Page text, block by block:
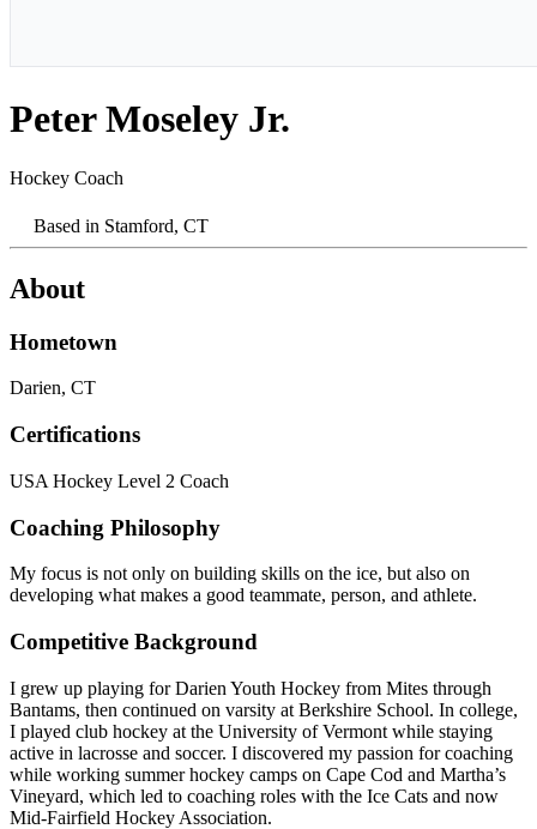
Peter Moseley Jr.​​​​‌ ‍ ​‍​‍‌‍ ‌ ​‍‌‍‍‌‌‍‌ ‌‍‍‌‌‍ ‍​‍​‍​ ‍‍​‍​‍‌ ​ ‌‍​‌‌‍ ‍‌‍‍‌‌ ‌​‌ ‍‌​‍ ‍‌‍‍‌‌‍ ​‍​‍​‍ ​​‍​‍‌‍‍​‌ ​‍‌‍‌‌‌‍‌‍​‍​‍​ ‍‍​‍​‍‌‍‍​‌ ‌​‌ ‌​‌ ​​‌ ​ ​ ‍‍​‍ ​‍ ‌‍​ ‌‍‍​‌‍‌‌‌‍ ​‌ ​ ‌‍‌‌‌‍​‌‌ ​​‌‍‍‌‌‍‌‌‌ ​‍‌ ​ ​‍ ‍‌ ​ ‌‍​‌‌‍ ‍‌‍‍‌‌ ‌​‌ ‍‌​‍ ‍‌ ​ ‌ ‌​‌ ‌‌‌‍‌​‌‍‍‌‌‍ ​‍ ‌‍‍‌‌‍ ‍‌ ‌​‌‍‌‌‌‍ ‍‌ ‌​​‍ ‌‍‌‌‌‍‌​‌‍‍‌‌ ‌​​‍ ‌‍ ‌‌‍ ‌‍‌​‌‍‌‌​ ‌‌ ​​‌ ​‍‌‍‌‌‌ ​ ‌‍‌‌‌‍ ‍‌ ‌​‌‍​‌‌ ‌​‌‍‍‌‌‍ ‌‍ ‍​ ‍ ‌‍‍‌‌‍‌​​ ‌‌‍‌‌‌‍​‌​ ‍‌‌‍‌‍​ ‌‍‌‍​‌‌‍‌‍​ ‌ ​‍ ‌‌‍​‌​ ‌ ​ ‍​​ ‌​​‍ ‌​ ‌​​ ​‌​ ‌‌​ ​ ​‍ ‌‌‍​‍​ ‍​‌‍‌​​ ​‌​‍ ‌​ ‌‌‌‍‌​‌‍​ ​ ‌ ​ ‌‍​ ‌‌​ ​ ​ ‍​‌‍‌​​ ‌​​ ​ ​ ‌​​ ‍ ‌ ‌​‌ ‍‌‌ ​​‌‍‌‌​ ‌‌‍​ ‌‍ ‌‍​‌‌‍​ ‌‍‍​​ ‍ ‌ ​​‌‍​‌‌ ‌​‌‍‍​​ ‌‌‍ ‍‌‍​‌‌‍ ‌‌‍‌‌​ ‌‍​‍‌‍​‌‌ ​ ‌‍‌‌‌‌‌‌‌ ​‍‌‍ ​​ ‌‌‍‍​‌ ‌​‌ ‌​‌ ​​‌ ​ ​‍‌‌​ ​ ‌​​‌​‍‌‌​ ​‍‌​‌‍​‍‌‌​ ​‍‌​‌‍‌‍​ ‌‍‍​‌‍‌‌‌‍ ​‌ ​ ‌‍‌‌‌‍​‌‌ ​​‌‍‍‌‌‍‌‌‌ ​‍‌ ​ ​‍ ‍‌ ​ ‌‍​‌‌‍ ‍‌‍‍‌‌ ‌​‌ ‍‌​‍ ‍‌ ​ ‌ ‌​‌ ‌‌‌‍‌​‌‍‍‌‌‍ ​‍‌‍‌‍‍‌‌‍‌​​ ‌‌‍‌‌‌‍​‌​ ‍‌‌‍‌‍​ ‌‍‌‍​‌‌‍‌‍​ ‌ ​‍ ‌‌‍​‌​ ‌ ​ ‍​​ ‌​​‍ ‌​ ‌​​ ​‌​ ‌‌​ ​ ​‍ ‌‌‍​‍​ ‍​‌‍‌​​ ​‌​‍ ‌​ ‌‌‌‍‌​‌‍​ ​ ‌ ​ ‌‍​ ‌‌​ ​ ​ ‍​‌‍‌​​ ‌​​ ​ ​ ‌​​‍‌‍‌ ‌​‌ ‍‌‌ ​​‌‍‌‌​ ‌‌‍​ ‌‍ ‌‍​‌‌‍​ ‌‍‍​​‍‌‍‌ ​​‌‍​‌‌ ‌​‌‍‍​​ ‌‌‍ ‍‌‍​‌‌‍ ‌‌‍‌‌​‍‌‍‌ ​​‌‍‌‌‌ ​‍‌ ​ ‌ ​​‌‍‌‌‌‍​ ‌ ‌​‌‍‍‌‌ ‌‍‌‍‌‌​ ‌‌ ​​‌ ‌‌‌‍​‍‌‍ ​‌‍‍‌‌ ​ ‌‍‍​‌‍‌‌‌‍‌​​‍​‍‌ ‌
Hockey Coach​​​​‌ ‍ ​‍​‍‌‍ ‌ ​‍‌‍‍‌‌‍‌ ‌‍‍‌‌‍ ‍​‍​‍​ ‍‍​‍​‍‌ ​ ‌‍​‌‌‍ ‍‌‍‍‌‌ ‌​‌ ‍‌​‍ ‍‌‍‍‌‌‍ ​‍​‍​‍ ​​‍​‍‌‍‍​‌ ​‍‌‍‌‌‌‍‌‍​‍​‍​ ‍‍​‍​‍‌‍‍​‌ ‌​‌ ‌​‌ ​​‌ ​ ​ ‍‍​‍ ​‍ ‌‍​ ‌‍‍​‌‍‌‌‌‍ ​‌ ​ ‌‍‌‌‌‍​‌‌ ​​‌‍‍‌‌‍‌‌‌ ​‍‌ ​ ​‍ ‍‌ ​ ‌‍​‌‌‍ ‍‌‍‍‌‌ ‌​‌ ‍‌​‍ ‍‌ ​ ‌ ‌​‌ ‌‌‌‍‌​‌‍‍‌‌‍ ​‍ ‌‍‍‌‌‍ ‍‌ ‌​‌‍‌‌‌‍ ‍‌ ‌​​‍ ‌‍‌‌‌‍‌​‌‍‍‌‌ ‌​​‍ ‌‍ ‌‌‍ ‌‍‌​‌‍‌‌​ ‌‌ ​​‌ ​‍‌‍‌‌‌ ​ ‌‍‌‌‌‍ ‍‌ ‌​‌‍​‌‌ ‌​‌‍‍‌‌‍ ‌‍ ‍​ ‍ ‌‍‍‌‌‍‌​​ ‌‌‍‌‌‌‍​‌​ ‍‌‌‍‌‍​ ‌‍‌‍​‌‌‍‌‍​ ‌ ​‍ ‌‌‍​‌​ ‌ ​ ‍​​ ‌​​‍ ‌​ ‌​​ ​‌​ ‌‌​ ​ ​‍ ‌‌‍​‍​ ‍​‌‍‌​​ ​‌​‍ ‌​ ‌‌‌‍‌​‌‍​ ​ ‌ ​ ‌‍​ ‌‌​ ​ ​ ‍​‌‍‌​​ ‌​​ ​ ​ ‌​​ ‍ ‌ ‌​‌ ‍‌‌ ​​‌‍‌‌​ ‌‌‍​ ‌‍ ‌‍​‌‌‍​ ‌‍‍​​ ‍ ‌ ​​‌‍​‌‌ ‌​‌‍‍​​ ‌‌ ‌​‌‍‍‌‌ ‌​‌‍ ​‌‍‌‌​ ‌‍​‍‌‍​‌‌ ​ ‌‍‌‌‌‌‌‌‌ ​‍‌‍ ​​ ‌‌‍‍​‌ ‌​‌ ‌​‌ ​​‌ ​ ​‍‌‌​ ​ ‌​​‌​‍‌‌​ ​‍‌​‌‍​‍‌‌​ ​‍‌​‌‍‌‍​ ‌‍‍​‌‍‌‌‌‍ ​‌ ​ ‌‍‌‌‌‍​‌‌ ​​‌‍‍‌‌‍‌‌‌ ​‍‌ ​ ​‍ ‍‌ ​ ‌‍​‌‌‍ ‍‌‍‍‌‌ ‌​‌ ‍‌​‍ ‍‌ ​ ‌ ‌​‌ ‌‌‌‍‌​‌‍‍‌‌‍ ​‍‌‍‌‍‍‌‌‍‌​​ ‌‌‍‌‌‌‍​‌​ ‍‌‌‍‌‍​ ‌‍‌‍​‌‌‍‌‍​ ‌ ​‍ ‌‌‍​‌​ ‌ ​ ‍​​ ‌​​‍ ‌​ ‌​​ ​‌​ ‌‌​ ​ ​‍ ‌‌‍​‍​ ‍​‌‍‌​​ ​‌​‍ ‌​ ‌‌‌‍‌​‌‍​ ​ ‌ ​ ‌‍​ ‌‌​ ​ ​ ‍​‌‍‌​​ ‌​​ ​ ​ ‌​​‍‌‍‌ ‌​‌ ‍‌‌ ​​‌‍‌‌​ ‌‌‍​ ‌‍ ‌‍​‌‌‍​ ‌‍‍​​‍‌‍‌ ​​‌‍​‌‌ ‌​‌‍‍​​ ‌‌ ‌​‌‍‍‌‌ ‌​‌‍ ​‌‍‌‌​‍‌‍‌ ​​‌‍‌‌‌ ​‍‌ ​ ‌ ​​‌‍‌‌‌‍​ ‌ ‌​‌‍‍‌‌ ‌‍‌‍‌‌​ ‌‌ ​​‌ ‌‌‌‍​‍‌‍ ​‌‍‍‌‌ ​ ‌‍‍​‌‍‌‌‌‍‌​​‍​‍‌ ‌
Based in Stamford, CT​​​​‌ ‍ ​‍​‍‌‍ ‌ ​‍‌‍‍‌‌‍‌ ‌‍‍‌‌‍ ‍​‍​‍​ ‍‍​‍​‍‌ ​ ‌‍​‌‌‍ ‍‌‍‍‌‌ ‌​‌ ‍‌​‍ ‍‌‍‍‌‌‍ ​‍​‍​‍ ​​‍​‍‌‍‍​‌ ​‍‌‍‌‌‌‍‌‍​‍​‍​ ‍‍​‍​‍‌‍‍​‌ ‌​‌ ‌​‌ ​​‌ ​ ​ ‍‍​‍ ​‍ ‌‍​ ‌‍‍​‌‍‌‌‌‍ ​‌ ​ ‌‍‌‌‌‍​‌‌ ​​‌‍‍‌‌‍‌‌‌ ​‍‌ ​ ​‍ ‍‌ ​ ‌‍​‌‌‍ ‍‌‍‍‌‌ ‌​‌ ‍‌​‍ ‍‌ ​ ‌ ‌​‌ ‌‌‌‍‌​‌‍‍‌‌‍ ​‍ ‌‍‍‌‌‍ ‍‌ ‌​‌‍‌‌‌‍ ‍‌ ‌​​‍ ‌‍‌‌‌‍‌​‌‍‍‌‌ ‌​​‍ ‌‍ ‌‌‍ ‌‍‌​‌‍‌‌​ ‌‌ ​​‌ ​‍‌‍‌‌‌ ​ ‌‍‌‌‌‍ ‍‌ ‌​‌‍​‌‌ ‌​‌‍‍‌‌‍ ‌‍ ‍​ ‍ ‌‍‍‌‌‍‌​​ ‌‌‍‌‌‌‍​‌​ ‍‌‌‍‌‍​ ‌‍‌‍​‌‌‍‌‍​ ‌ ​‍ ‌‌‍​‌​ ‌ ​ ‍​​ ‌​​‍ ‌​ ‌​​ ​‌​ ‌‌​ ​ ​‍ ‌‌‍​‍​ ‍​‌‍‌​​ ​‌​‍ ‌​ ‌‌‌‍‌​‌‍​ ​ ‌ ​ ‌‍​ ‌‌​ ​ ​ ‍​‌‍‌​​ ‌​​ ​ ​ ‌​​ ‍ ‌ ‌​‌ ‍‌‌ ​​‌‍‌‌​ ‌‌‍​ ‌‍ ‌‍​‌‌‍​ ‌‍‍​​ ‍ ‌ ​​‌‍​‌‌ ‌​‌‍‍​​ ‌‌‍ ​‌‍ ‌‍​ ‌‍​‌‌ ‌​‌‍‍‌‌‍ ‌‍ ‍​ ‌‍​‍‌‍​‌‌ ​ ‌‍‌‌‌‌‌‌‌ ​‍‌‍ ​​ ‌‌‍‍​‌ ‌​‌ ‌​‌ ​​‌ ​ ​‍‌‌​ ​ ‌​​‌​‍‌‌​ ​‍‌​‌‍​‍‌‌​ ​‍‌​‌‍‌‍​ ‌‍‍​‌‍‌‌‌‍ ​‌ ​ ‌‍‌‌‌‍​‌‌ ​​‌‍‍‌‌‍‌‌‌ ​‍‌ ​ ​‍ ‍‌ ​ ‌‍​‌‌‍ ‍‌‍‍‌‌ ‌​‌ ‍‌​‍ ‍‌ ​ ‌ ‌​‌ ‌‌‌‍‌​‌‍‍‌‌‍ ​‍‌‍‌‍‍‌‌‍‌​​ ‌‌‍‌‌‌‍​‌​ ‍‌‌‍‌‍​ ‌‍‌‍​‌‌‍‌‍​ ‌ ​‍ ‌‌‍​‌​ ‌ ​ ‍​​ ‌​​‍ ‌​ ‌​​ ​‌​ ‌‌​ ​ ​‍ ‌‌‍​‍​ ‍​‌‍‌​​ ​‌​‍ ‌​ ‌‌‌‍‌​‌‍​ ​ ‌ ​ ‌‍​ ‌‌​ ​ ​ ‍​‌‍‌​​ ‌​​ ​ ​ ‌​​‍‌‍‌ ‌​‌ ‍‌‌ ​​‌‍‌‌​ ‌‌‍​ ‌‍ ‌‍​‌‌‍​ ‌‍‍​​‍‌‍‌ ​​‌‍​‌‌ ‌​‌‍‍​​ ‌‌‍ ​‌‍ ‌‍​ ‌‍​‌‌ ‌​‌‍‍‌‌‍ ‌‍ ‍​‍‌‍‌ ​​‌‍‌‌‌ ​‍‌ ​ ‌ ​​‌‍‌‌‌‍​ ‌ ‌​‌‍‍‌‌ ‌‍‌‍‌‌​ ‌‌ ​​‌ ‌‌‌‍​‍‌‍ ​‌‍‍‌‌ ​ ‌‍‍​‌‍‌‌‌‍‌​​‍​‍‌ ‌
About
Hometown​​​​‌ ‍ ​‍​‍‌‍ ‌ ​‍‌‍‍‌‌‍‌ ‌‍‍‌‌‍ ‍​‍​‍​ ‍‍​‍​‍‌ ​ ‌‍​‌‌‍ ‍‌‍‍‌‌ ‌​‌ ‍‌​‍ ‍‌‍‍‌‌‍ ​‍​‍​‍ ​​‍​‍‌‍‍​‌ ​‍‌‍‌‌‌‍‌‍​‍​‍​ ‍‍​‍​‍‌‍‍​‌ ‌​‌ ‌​‌ ​​‌ ​ ​ ‍‍​‍ ​‍ ‌‍​ ‌‍‍​‌‍‌‌‌‍ ​‌ ​ ‌‍‌‌‌‍​‌‌ ​​‌‍‍‌‌‍‌‌‌ ​‍‌ ​ ​‍ ‍‌ ​ ‌‍​‌‌‍ ‍‌‍‍‌‌ ‌​‌ ‍‌​‍ ‍‌ ​ ‌ ‌​‌ ‌‌‌‍‌​‌‍‍‌‌‍ ​‍ ‌‍‍‌‌‍ ‍‌ ‌​‌‍‌‌‌‍ ‍‌ ‌​​‍ ‌‍‌‌‌‍‌​‌‍‍‌‌ ‌​​‍ ‌‍ ‌‌‍ ‌‍‌​‌‍‌‌​ ‌‌ ​​‌ ​‍‌‍‌‌‌ ​ ‌‍‌‌‌‍ ‍‌ ‌​‌‍​‌‌ ‌​‌‍‍‌‌‍ ‌‍ ‍​ ‍ ‌‍‍‌‌‍‌​​ ‌‌‍‌‌‌‍​‌​ ‍‌‌‍‌‍​ ‌‍‌‍​‌‌‍‌‍​ ‌ ​‍ ‌‌‍​‌​ ‌ ​ ‍​​ ‌​​‍ ‌​ ‌​​ ​‌​ ‌‌​ ​ ​‍ ‌‌‍​‍​ ‍​‌‍‌​​ ​‌​‍ ‌​ ‌‌‌‍‌​‌‍​ ​ ‌ ​ ‌‍​ ‌‌​ ​ ​ ‍​‌‍‌​​ ‌​​ ​ ​ ‌​​ ‍ ‌ ‌​‌ ‍‌‌ ​​‌‍‌‌​ ‌‌‍​ ‌‍ ‌‍​‌‌‍​ ‌‍‍​​ ‍ ‌ ​​‌‍​‌‌ ‌​‌‍‍​​ ‌‌ ​‍‌‍‍‌‌‍​ ‌‍‍​‌‌‌​‌‍‌‌‌ ‍​‌ ‌​​‍‌‌​ ‌‌‌​​‍‌‌ ‌‍‍ ‌‍‌‌‌ ‍‌​‍‌‌​ ​ ‌​‌​​‍‌‌​ ​ ‌​‌​​‍‌‌​ ​‍​ ​‍‌ ​ ‌​ ​‌‌​ ‌‍ ​​ ‍​​ ​​‌‌​‌​ ‌‍​‍‌‌​ ​‍​ ​‍​‍‌‌​ ‌‌‌​‌​​‍ ‍‌‍​ ‌‍‍​‌‍‍‌‌‍ ​‌‍‌​‌ ​‍‌‍‌‌‌‍ ‍​‍‌‌​ ‌‌‌​​‍‌‌ ‌‍‍ ‌‍‌‌‌ ‍‌​‍‌‌​ ​ ‌​‌​​‍‌‌​ ​ ‌​‌​​‍‌‌​ ​‍​ ​‍‌‍‌ ‌‍‌‌‌‌‍‍‌‌‌‍‌‍​‌‌ ‌ ‌ ‍‌‌ ‍‍​‍‌‌​ ​‍​ ​‍​‍‌‌​ ‌‌‌​‌​​‍ ‍‌ ‌​‌‍‌‌‌ ‍​‌ ‌​​ ‌‍​‍‌‍​‌‌ ​ ‌‍‌‌‌‌‌‌‌ ​‍‌‍ ​​ ‌‌‍‍​‌ ‌​‌ ‌​‌ ​​‌ ​ ​‍‌‌​ ​ ‌​​‌​‍‌‌​ ​‍‌​‌‍​‍‌‌​ ​‍‌​‌‍‌‍​ ‌‍‍​‌‍‌‌‌‍ ​‌ ​ ‌‍‌‌‌‍​‌‌ ​​‌‍‍‌‌‍‌‌‌ ​‍‌ ​ ​‍ ‍‌ ​ ‌‍​‌‌‍ ‍‌‍‍‌‌ ‌​‌ ‍‌​‍ ‍‌ ​ ‌ ‌​‌ ‌‌‌‍‌​‌‍‍‌‌‍ ​‍‌‍‌‍‍‌‌‍‌​​ ‌‌‍‌‌‌‍​‌​ ‍‌‌‍‌‍​ ‌‍‌‍​‌‌‍‌‍​ ‌ ​‍ ‌‌‍​‌​ ‌ ​ ‍​​ ‌​​‍ ‌​ ‌​​ ​‌​ ‌‌​ ​ ​‍ ‌‌‍​‍​ ‍​‌‍‌​​ ​‌​‍ ‌​ ‌‌‌‍‌​‌‍​ ​ ‌ ​ ‌‍​ ‌‌​ ​ ​ ‍​‌‍‌​​ ‌​​ ​ ​ ‌​​‍‌‍‌ ‌​‌ ‍‌‌ ​​‌‍‌‌​ ‌‌‍​ ‌‍ ‌‍​‌‌‍​ ‌‍‍​​‍‌‍‌ ​​‌‍​‌‌ ‌​‌‍‍​​ ‌‌ ​‍‌‍‍‌‌‍​ ‌‍‍​‌‌‌​‌‍‌‌‌ ‍​‌ ‌​​‍‌‌​ ‌‌‌​​‍‌‌ ‌‍‍ ‌‍‌‌‌ ‍‌​‍‌‌​ ​ ‌​‌​​‍‌‌​ ​ ‌​‌​​‍‌‌​ ​‍​ ​‍‌ ​ ‌​ ​‌‌​ ‌‍ ​​ ‍​​ ​​‌‌​‌​ ‌‍​‍‌‌​ ​‍​ ​‍​‍‌‌​ ‌‌‌​‌​​‍ ‍‌‍​ ‌‍‍​‌‍‍‌‌‍ ​‌‍‌​‌ ​‍‌‍‌‌‌‍ ‍​‍‌‌​ ‌‌‌​​‍‌‌ ‌‍‍ ‌‍‌‌‌ ‍‌​‍‌‌​ ​ ‌​‌​​‍‌‌​ ​ ‌​‌​​‍‌‌​ ​‍​ ​‍‌‍‌ ‌‍‌‌‌‌‍‍‌‌‌‍‌‍​‌‌ ‌ ‌ ‍‌‌ ‍‍​‍‌‌​ ​‍​ ​‍​‍‌‌​ ‌‌‌​‌​​‍ ‍‌ ‌​‌‍‌‌‌ ‍​‌ ‌​​‍‌‍‌ ​​‌‍‌‌‌ ​‍‌ ​ ‌ ​​‌‍‌‌‌‍​ ‌ ‌​‌‍‍‌‌ ‌‍‌‍‌‌​ ‌‌ ​​‌ ‌‌‌‍​‍‌‍ ​‌‍‍‌‌ ​ ‌‍‍​‌‍‌‌‌‍‌​​‍​‍‌ ‌
Darien, CT​​​​‌ ‍ ​‍​‍‌‍ ‌ ​‍‌‍‍‌‌‍‌ ‌‍‍‌‌‍ ‍​‍​‍​ ‍‍​‍​‍‌ ​ ‌‍​‌‌‍ ‍‌‍‍‌‌ ‌​‌ ‍‌​‍ ‍‌‍‍‌‌‍ ​‍​‍​‍ ​​‍​‍‌‍‍​‌ ​‍‌‍‌‌‌‍‌‍​‍​‍​ ‍‍​‍​‍‌‍‍​‌ ‌​‌ ‌​‌ ​​‌ ​ ​ ‍‍​‍ ​‍ ‌‍​ ‌‍‍​‌‍‌‌‌‍ ​‌ ​ ‌‍‌‌‌‍​‌‌ ​​‌‍‍‌‌‍‌‌‌ ​‍‌ ​ ​‍ ‍‌ ​ ‌‍​‌‌‍ ‍‌‍‍‌‌ ‌​‌ ‍‌​‍ ‍‌ ​ ‌ ‌​‌ ‌‌‌‍‌​‌‍‍‌‌‍ ​‍ ‌‍‍‌‌‍ ‍‌ ‌​‌‍‌‌‌‍ ‍‌ ‌​​‍ ‌‍‌‌‌‍‌​‌‍‍‌‌ ‌​​‍ ‌‍ ‌‌‍ ‌‍‌​‌‍‌‌​ ‌‌ ​​‌ ​‍‌‍‌‌‌ ​ ‌‍‌‌‌‍ ‍‌ ‌​‌‍​‌‌ ‌​‌‍‍‌‌‍ ‌‍ ‍​ ‍ ‌‍‍‌‌‍‌​​ ‌‌‍‌‌‌‍​‌​ ‍‌‌‍‌‍​ ‌‍‌‍​‌‌‍‌‍​ ‌ ​‍ ‌‌‍​‌​ ‌ ​ ‍​​ ‌​​‍ ‌​ ‌​​ ​‌​ ‌‌​ ​ ​‍ ‌‌‍​‍​ ‍​‌‍‌​​ ​‌​‍ ‌​ ‌‌‌‍‌​‌‍​ ​ ‌ ​ ‌‍​ ‌‌​ ​ ​ ‍​‌‍‌​​ ‌​​ ​ ​ ‌​​ ‍ ‌ ‌​‌ ‍‌‌ ​​‌‍‌‌​ ‌‌‍​ ‌‍ ‌‍​‌‌‍​ ‌‍‍​​ ‍ ‌ ​​‌‍​‌‌ ‌​‌‍‍​​ ‌‌ ​‍‌‍‍‌‌‍​ ‌‍‍​‌‌‌​‌‍‌‌‌ ‍​‌ ‌​​‍‌‌​ ‌‌‌​​‍‌‌ ‌‍‍ ‌‍‌‌‌ ‍‌​‍‌‌​ ​ ‌​‌​​‍‌‌​ ​ ‌​‌​​‍‌‌​ ​‍​ ​‍​ ​​​ ‌​‌‍‌‌​ ‍‌​ ‍​​ ‍‌‌‍​ ​ ​‍​ ‍‌‌‍​‍​ ‍‌​ ​ ​‍‌‌​ ​‍​ ​‍​‍‌‌​ ‌‌‌​‌​​‍ ‍‌‍​ ‌‍‍​‌‍‍‌‌‍ ​‌‍‌​‌ ​‍‌‍‌‌‌‍ ‍​‍‌‌​ ‌‌‌​​‍‌‌ ‌‍‍ ‌‍‌‌‌ ‍‌​‍‌‌​ ​ ‌​‌​​‍‌‌​ ​ ‌​‌​​‍‌‌​ ​‍​ ​‍​ ‌​​ ‍​​ ​‍​ ‍​​ ‌ ​ ‌ ​ ‍‌​ ​‌​ ‍‌​ ‌ ​ ​ ​ ​​​‍‌‌​ ​‍​ ​‍​‍‌‌​ ‌‌‌​‌​​‍ ‍‌ ‌​‌‍‌‌‌ ‍​‌ ‌​​ ‌‍​‍‌‍​‌‌ ​ ‌‍‌‌‌‌‌‌‌ ​‍‌‍ ​​ ‌‌‍‍​‌ ‌​‌ ‌​‌ ​​‌ ​ ​‍‌‌​ ​ ‌​​‌​‍‌‌​ ​‍‌​‌‍​‍‌‌​ ​‍‌​‌‍‌‍​ ‌‍‍​‌‍‌‌‌‍ ​‌ ​ ‌‍‌‌‌‍​‌‌ ​​‌‍‍‌‌‍‌‌‌ ​‍‌ ​ ​‍ ‍‌ ​ ‌‍​‌‌‍ ‍‌‍‍‌‌ ‌​‌ ‍‌​‍ ‍‌ ​ ‌ ‌​‌ ‌‌‌‍‌​‌‍‍‌‌‍ ​‍‌‍‌‍‍‌‌‍‌​​ ‌‌‍‌‌‌‍​‌​ ‍‌‌‍‌‍​ ‌‍‌‍​‌‌‍‌‍​ ‌ ​‍ ‌‌‍​‌​ ‌ ​ ‍​​ ‌​​‍ ‌​ ‌​​ ​‌​ ‌‌​ ​ ​‍ ‌‌‍​‍​ ‍​‌‍‌​​ ​‌​‍ ‌​ ‌‌‌‍‌​‌‍​ ​ ‌ ​ ‌‍​ ‌‌​ ​ ​ ‍​‌‍‌​​ ‌​​ ​ ​ ‌​​‍‌‍‌ ‌​‌ ‍‌‌ ​​‌‍‌‌​ ‌‌‍​ ‌‍ ‌‍​‌‌‍​ ‌‍‍​​‍‌‍‌ ​​‌‍​‌‌ ‌​‌‍‍​​ ‌‌ ​‍‌‍‍‌‌‍​ ‌‍‍​‌‌‌​‌‍‌‌‌ ‍​‌ ‌​​‍‌‌​ ‌‌‌​​‍‌‌ ‌‍‍ ‌‍‌‌‌ ‍‌​‍‌‌​ ​ ‌​‌​​‍‌‌​ ​ ‌​‌​​‍‌‌​ ​‍​ ​‍​ ​​​ ‌​‌‍‌‌​ ‍‌​ ‍​​ ‍‌‌‍​ ​ ​‍​ ‍‌‌‍​‍​ ‍‌​ ​ ​‍‌‌​ ​‍​ ​‍​‍‌‌​ ‌‌‌​‌​​‍ ‍‌‍​ ‌‍‍​‌‍‍‌‌‍ ​‌‍‌​‌ ​‍‌‍‌‌‌‍ ‍​‍‌‌​ ‌‌‌​​‍‌‌ ‌‍‍ ‌‍‌‌‌ ‍‌​‍‌‌​ ​ ‌​‌​​‍‌‌​ ​ ‌​‌​​‍‌‌​ ​‍​ ​‍​ ‌​​ ‍​​ ​‍​ ‍​​ ‌ ​ ‌ ​ ‍‌​ ​‌​ ‍‌​ ‌ ​ ​ ​ ​​​‍‌‌​ ​‍​ ​‍​‍‌‌​ ‌‌‌​‌​​‍ ‍‌ ‌​‌‍‌‌‌ ‍​‌ ‌​​‍‌‍‌ ​​‌‍‌‌‌ ​‍‌ ​ ‌ ​​‌‍‌‌‌‍​ ‌ ‌​‌‍‍‌‌ ‌‍‌‍‌‌​ ‌‌ ​​‌ ‌‌‌‍​‍‌‍ ​‌‍‍‌‌ ​ ‌‍‍​‌‍‌‌‌‍‌​​‍​‍‌ ‌
Certifications​​​​‌ ‍ ​‍​‍‌‍ ‌ ​‍‌‍‍‌‌‍‌ ‌‍‍‌‌‍ ‍​‍​‍​ ‍‍​‍​‍‌ ​ ‌‍​‌‌‍ ‍‌‍‍‌‌ ‌​‌ ‍‌​‍ ‍‌‍‍‌‌‍ ​‍​‍​‍ ​​‍​‍‌‍‍​‌ ​‍‌‍‌‌‌‍‌‍​‍​‍​ ‍‍​‍​‍‌‍‍​‌ ‌​‌ ‌​‌ ​​‌ ​ ​ ‍‍​‍ ​‍ ‌‍​ ‌‍‍​‌‍‌‌‌‍ ​‌ ​ ‌‍‌‌‌‍​‌‌ ​​‌‍‍‌‌‍‌‌‌ ​‍‌ ​ ​‍ ‍‌ ​ ‌‍​‌‌‍ ‍‌‍‍‌‌ ‌​‌ ‍‌​‍ ‍‌ ​ ‌ ‌​‌ ‌‌‌‍‌​‌‍‍‌‌‍ ​‍ ‌‍‍‌‌‍ ‍‌ ‌​‌‍‌‌‌‍ ‍‌ ‌​​‍ ‌‍‌‌‌‍‌​‌‍‍‌‌ ‌​​‍ ‌‍ ‌‌‍ ‌‍‌​‌‍‌‌​ ‌‌ ​​‌ ​‍‌‍‌‌‌ ​ ‌‍‌‌‌‍ ‍‌ ‌​‌‍​‌‌ ‌​‌‍‍‌‌‍ ‌‍ ‍​ ‍ ‌‍‍‌‌‍‌​​ ‌‌‍‌‌‌‍​‌​ ‍‌‌‍‌‍​ ‌‍‌‍​‌‌‍‌‍​ ‌ ​‍ ‌‌‍​‌​ ‌ ​ ‍​​ ‌​​‍ ‌​ ‌​​ ​‌​ ‌‌​ ​ ​‍ ‌‌‍​‍​ ‍​‌‍‌​​ ​‌​‍ ‌​ ‌‌‌‍‌​‌‍​ ​ ‌ ​ ‌‍​ ‌‌​ ​ ​ ‍​‌‍‌​​ ‌​​ ​ ​ ‌​​ ‍ ‌ ‌​‌ ‍‌‌ ​​‌‍‌‌​ ‌‌‍​ ‌‍ ‌‍​‌‌‍​ ‌‍‍​​ ‍ ‌ ​​‌‍​‌‌ ‌​‌‍‍​​ ‌‌ ​‍‌‍‍‌‌‍​ ‌‍‍​‌‌‌​‌‍‌‌‌ ‍​‌ ‌​​‍‌‌​ ‌‌‌​​‍‌‌ ‌‍‍ ‌‍‌‌‌ ‍‌​‍‌‌​ ​ ‌​‌​​‍‌‌​ ​ ‌​‌​​‍‌‌​ ​‍​ ​‍‌‍​ ‌​​ ‌ ‌‌‌ ​​‌​ ​ ​‍‌ ‌ ‌‌‌​​‍‌‌​ ​‍​ ​‍​‍‌‌​ ‌‌‌​‌​​‍ ‍‌‍​ ‌‍‍​‌‍‍‌‌‍ ​‌‍‌​‌ ​‍‌‍‌‌‌‍ ‍​‍‌‌​ ‌‌‌​​‍‌‌ ‌‍‍ ‌‍‌‌‌ ‍‌​‍‌‌​ ​ ‌​‌​​‍‌‌​ ​ ‌​‌​​‍‌‌​ ​‍​ ​‍‌ ‌‌‌​‌‌‌ ‌ ‌ ​​‌‍​‍‌‍‍ ‌‍ ​ ​​​‍‌‌​ ​‍​ ​‍​‍‌‌​ ‌‌‌​‌​​‍ ‍‌ ‌​‌‍‌‌‌ ‍​‌ ‌​​ ‌‍​‍‌‍​‌‌ ​ ‌‍‌‌‌‌‌‌‌ ​‍‌‍ ​​ ‌‌‍‍​‌ ‌​‌ ‌​‌ ​​‌ ​ ​‍‌‌​ ​ ‌​​‌​‍‌‌​ ​‍‌​‌‍​‍‌‌​ ​‍‌​‌‍‌‍​ ‌‍‍​‌‍‌‌‌‍ ​‌ ​ ‌‍‌‌‌‍​‌‌ ​​‌‍‍‌‌‍‌‌‌ ​‍‌ ​ ​‍ ‍‌ ​ ‌‍​‌‌‍ ‍‌‍‍‌‌ ‌​‌ ‍‌​‍ ‍‌ ​ ‌ ‌​‌ ‌‌‌‍‌​‌‍‍‌‌‍ ​‍‌‍‌‍‍‌‌‍‌​​ ‌‌‍‌‌‌‍​‌​ ‍‌‌‍‌‍​ ‌‍‌‍​‌‌‍‌‍​ ‌ ​‍ ‌‌‍​‌​ ‌ ​ ‍​​ ‌​​‍ ‌​ ‌​​ ​‌​ ‌‌​ ​ ​‍ ‌‌‍​‍​ ‍​‌‍‌​​ ​‌​‍ ‌​ ‌‌‌‍‌​‌‍​ ​ ‌ ​ ‌‍​ ‌‌​ ​ ​ ‍​‌‍‌​​ ‌​​ ​ ​ ‌​​‍‌‍‌ ‌​‌ ‍‌‌ ​​‌‍‌‌​ ‌‌‍​ ‌‍ ‌‍​‌‌‍​ ‌‍‍​​‍‌‍‌ ​​‌‍​‌‌ ‌​‌‍‍​​ ‌‌ ​‍‌‍‍‌‌‍​ ‌‍‍​‌‌‌​‌‍‌‌‌ ‍​‌ ‌​​‍‌‌​ ‌‌‌​​‍‌‌ ‌‍‍ ‌‍‌‌‌ ‍‌​‍‌‌​ ​ ‌​‌​​‍‌‌​ ​ ‌​‌​​‍‌‌​ ​‍​ ​‍‌‍​ ‌​​ ‌ ‌‌‌ ​​‌​ ​ ​‍‌ ‌ ‌‌‌​​‍‌‌​ ​‍​ ​‍​‍‌‌​ ‌‌‌​‌​​‍ ‍‌‍​ ‌‍‍​‌‍‍‌‌‍ ​‌‍‌​‌ ​‍‌‍‌‌‌‍ ‍​‍‌‌​ ‌‌‌​​‍‌‌ ‌‍‍ ‌‍‌‌‌ ‍‌​‍‌‌​ ​ ‌​‌​​‍‌‌​ ​ ‌​‌​​‍‌‌​ ​‍​ ​‍‌ ‌‌‌​‌‌‌ ‌ ‌ ​​‌‍​‍‌‍‍ ‌‍ ​ ​​​‍‌‌​ ​‍​ ​‍​‍‌‌​ ‌‌‌​‌​​‍ ‍‌ ‌​‌‍‌‌‌ ‍​‌ ‌​​‍‌‍‌ ​​‌‍‌‌‌ ​‍‌ ​ ‌ ​​‌‍‌‌‌‍​ ‌ ‌​‌‍‍‌‌ ‌‍‌‍‌‌​ ‌‌ ​​‌ ‌‌‌‍​‍‌‍ ​‌‍‍‌‌ ​ ‌‍‍​‌‍‌‌‌‍‌​​‍​‍‌ ‌
USA Hockey Level 2 Coach​​​​‌ ‍ ​‍​‍‌‍ ‌ ​‍‌‍‍‌‌‍‌ ‌‍‍‌‌‍ ‍​‍​‍​ ‍‍​‍​‍‌ ​ ‌‍​‌‌‍ ‍‌‍‍‌‌ ‌​‌ ‍‌​‍ ‍‌‍‍‌‌‍ ​‍​‍​‍ ​​‍​‍‌‍‍​‌ ​‍‌‍‌‌‌‍‌‍​‍​‍​ ‍‍​‍​‍‌‍‍​‌ ‌​‌ ‌​‌ ​​‌ ​ ​ ‍‍​‍ ​‍ ‌‍​ ‌‍‍​‌‍‌‌‌‍ ​‌ ​ ‌‍‌‌‌‍​‌‌ ​​‌‍‍‌‌‍‌‌‌ ​‍‌ ​ ​‍ ‍‌ ​ ‌‍​‌‌‍ ‍‌‍‍‌‌ ‌​‌ ‍‌​‍ ‍‌ ​ ‌ ‌​‌ ‌‌‌‍‌​‌‍‍‌‌‍ ​‍ ‌‍‍‌‌‍ ‍‌ ‌​‌‍‌‌‌‍ ‍‌ ‌​​‍ ‌‍‌‌‌‍‌​‌‍‍‌‌ ‌​​‍ ‌‍ ‌‌‍ ‌‍‌​‌‍‌‌​ ‌‌ ​​‌ ​‍‌‍‌‌‌ ​ ‌‍‌‌‌‍ ‍‌ ‌​‌‍​‌‌ ‌​‌‍‍‌‌‍ ‌‍ ‍​ ‍ ‌‍‍‌‌‍‌​​ ‌‌‍‌‌‌‍​‌​ ‍‌‌‍‌‍​ ‌‍‌‍​‌‌‍‌‍​ ‌ ​‍ ‌‌‍​‌​ ‌ ​ ‍​​ ‌​​‍ ‌​ ‌​​ ​‌​ ‌‌​ ​ ​‍ ‌‌‍​‍​ ‍​‌‍‌​​ ​‌​‍ ‌​ ‌‌‌‍‌​‌‍​ ​ ‌ ​ ‌‍​ ‌‌​ ​ ​ ‍​‌‍‌​​ ‌​​ ​ ​ ‌​​ ‍ ‌ ‌​‌ ‍‌‌ ​​‌‍‌‌​ ‌‌‍​ ‌‍ ‌‍​‌‌‍​ ‌‍‍​​ ‍ ‌ ​​‌‍​‌‌ ‌​‌‍‍​​ ‌‌ ​‍‌‍‍‌‌‍​ ‌‍‍​‌‌‌​‌‍‌‌‌ ‍​‌ ‌​​‍‌‌​ ‌‌‌​​‍‌‌ ‌‍‍ ‌‍‌‌‌ ‍‌​‍‌‌​ ​ ‌​‌​​‍‌‌​ ​ ‌​‌​​‍‌‌​ ​‍​ ​‍‌‍​‍​ ‍​‌‍​‌‌‍‌​​ ‌ ‌‍‌‌​ ‍‌​ ‌ ‌‍​‍‌‍​‍​ ‌ ‌‍‌​​‍‌‌​ ​‍​ ​‍​‍‌‌​ ‌‌‌​‌​​‍ ‍‌‍​ ‌‍‍​‌‍‍‌‌‍ ​‌‍‌​‌ ​‍‌‍‌‌‌‍ ‍​‍‌‌​ ‌‌‌​​‍‌‌ ‌‍‍ ‌‍‌‌‌ ‍‌​‍‌‌​ ​ ‌​‌​​‍‌‌​ ​ ‌​‌​​‍‌‌​ ​‍​ ​‍‌‍​‌‌‍‌​​ ​ ‌‍‌​‌‍​‌‌‍​ ‌‍​ ‌‍​ ‌‍​ ​ ‌​​ ‌‍​ ​​​‍‌‌​ ​‍​ ​‍​‍‌‌​ ‌‌‌​‌​​‍ ‍‌ ‌​‌‍‌‌‌ ‍​‌ ‌​​ ‌‍​‍‌‍​‌‌ ​ ‌‍‌‌‌‌‌‌‌ ​‍‌‍ ​​ ‌‌‍‍​‌ ‌​‌ ‌​‌ ​​‌ ​ ​‍‌‌​ ​ ‌​​‌​‍‌‌​ ​‍‌​‌‍​‍‌‌​ ​‍‌​‌‍‌‍​ ‌‍‍​‌‍‌‌‌‍ ​‌ ​ ‌‍‌‌‌‍​‌‌ ​​‌‍‍‌‌‍‌‌‌ ​‍‌ ​ ​‍ ‍‌ ​ ‌‍​‌‌‍ ‍‌‍‍‌‌ ‌​‌ ‍‌​‍ ‍‌ ​ ‌ ‌​‌ ‌‌‌‍‌​‌‍‍‌‌‍ ​‍‌‍‌‍‍‌‌‍‌​​ ‌‌‍‌‌‌‍​‌​ ‍‌‌‍‌‍​ ‌‍‌‍​‌‌‍‌‍​ ‌ ​‍ ‌‌‍​‌​ ‌ ​ ‍​​ ‌​​‍ ‌​ ‌​​ ​‌​ ‌‌​ ​ ​‍ ‌‌‍​‍​ ‍​‌‍‌​​ ​‌​‍ ‌​ ‌‌‌‍‌​‌‍​ ​ ‌ ​ ‌‍​ ‌‌​ ​ ​ ‍​‌‍‌​​ ‌​​ ​ ​ ‌​​‍‌‍‌ ‌​‌ ‍‌‌ ​​‌‍‌‌​ ‌‌‍​ ‌‍ ‌‍​‌‌‍​ ‌‍‍​​‍‌‍‌ ​​‌‍​‌‌ ‌​‌‍‍​​ ‌‌ ​‍‌‍‍‌‌‍​ ‌‍‍​‌‌‌​‌‍‌‌‌ ‍​‌ ‌​​‍‌‌​ ‌‌‌​​‍‌‌ ‌‍‍ ‌‍‌‌‌ ‍‌​‍‌‌​ ​ ‌​‌​​‍‌‌​ ​ ‌​‌​​‍‌‌​ ​‍​ ​‍‌‍​‍​ ‍​‌‍​‌‌‍‌​​ ‌ ‌‍‌‌​ ‍‌​ ‌ ‌‍​‍‌‍​‍​ ‌ ‌‍‌​​‍‌‌​ ​‍​ ​‍​‍‌‌​ ‌‌‌​‌​​‍ ‍‌‍​ ‌‍‍​‌‍‍‌‌‍ ​‌‍‌​‌ ​‍‌‍‌‌‌‍ ‍​‍‌‌​ ‌‌‌​​‍‌‌ ‌‍‍ ‌‍‌‌‌ ‍‌​‍‌‌​ ​ ‌​‌​​‍‌‌​ ​ ‌​‌​​‍‌‌​ ​‍​ ​‍‌‍​‌‌‍‌​​ ​ ‌‍‌​‌‍​‌‌‍​ ‌‍​ ‌‍​ ‌‍​ ​ ‌​​ ‌‍​ ​​​‍‌‌​ ​‍​ ​‍​‍‌‌​ ‌‌‌​‌​​‍ ‍‌ ‌​‌‍‌‌‌ ‍​‌ ‌​​‍‌‍‌ ​​‌‍‌‌‌ ​‍‌ ​ ‌ ​​‌‍‌‌‌‍​ ‌ ‌​‌‍‍‌‌ ‌‍‌‍‌‌​ ‌‌ ​​‌ ‌‌‌‍​‍‌‍ ​‌‍‍‌‌ ​ ‌‍‍​‌‍‌‌‌‍‌​​‍​‍‌ ‌
Coaching Philosophy​​​​‌ ‍ ​‍​‍‌‍ ‌ ​‍‌‍‍‌‌‍‌ ‌‍‍‌‌‍ ‍​‍​‍​ ‍‍​‍​‍‌ ​ ‌‍​‌‌‍ ‍‌‍‍‌‌ ‌​‌ ‍‌​‍ ‍‌‍‍‌‌‍ ​‍​‍​‍ ​​‍​‍‌‍‍​‌ ​‍‌‍‌‌‌‍‌‍​‍​‍​ ‍‍​‍​‍‌‍‍​‌ ‌​‌ ‌​‌ ​​‌ ​ ​ ‍‍​‍ ​‍ ‌‍​ ‌‍‍​‌‍‌‌‌‍ ​‌ ​ ‌‍‌‌‌‍​‌‌ ​​‌‍‍‌‌‍‌‌‌ ​‍‌ ​ ​‍ ‍‌ ​ ‌‍​‌‌‍ ‍‌‍‍‌‌ ‌​‌ ‍‌​‍ ‍‌ ​ ‌ ‌​‌ ‌‌‌‍‌​‌‍‍‌‌‍ ​‍ ‌‍‍‌‌‍ ‍‌ ‌​‌‍‌‌‌‍ ‍‌ ‌​​‍ ‌‍‌‌‌‍‌​‌‍‍‌‌ ‌​​‍ ‌‍ ‌‌‍ ‌‍‌​‌‍‌‌​ ‌‌ ​​‌ ​‍‌‍‌‌‌ ​ ‌‍‌‌‌‍ ‍‌ ‌​‌‍​‌‌ ‌​‌‍‍‌‌‍ ‌‍ ‍​ ‍ ‌‍‍‌‌‍‌​​ ‌‌‍‌‌‌‍​‌​ ‍‌‌‍‌‍​ ‌‍‌‍​‌‌‍‌‍​ ‌ ​‍ ‌‌‍​‌​ ‌ ​ ‍​​ ‌​​‍ ‌​ ‌​​ ​‌​ ‌‌​ ​ ​‍ ‌‌‍​‍​ ‍​‌‍‌​​ ​‌​‍ ‌​ ‌‌‌‍‌​‌‍​ ​ ‌ ​ ‌‍​ ‌‌​ ​ ​ ‍​‌‍‌​​ ‌​​ ​ ​ ‌​​ ‍ ‌ ‌​‌ ‍‌‌ ​​‌‍‌‌​ ‌‌‍​ ‌‍ ‌‍​‌‌‍​ ‌‍‍​​ ‍ ‌ ​​‌‍​‌‌ ‌​‌‍‍​​ ‌‌ ​‍‌‍‍‌‌‍​ ‌‍‍​‌‌‌​‌‍‌‌‌ ‍​‌ ‌​​‍‌‌​ ‌‌‌​​‍‌‌ ‌‍‍ ‌‍‌‌‌ ‍‌​‍‌‌​ ​ ‌​‌​​‍‌‌​ ​ ‌​‌​​‍‌‌​ ​‍​ ​‍‌‍ ‍‌‍‍​‌‌‍‌‌​‍‌‌​​ ‌​​‍‌‍‌‌‌ ‌‌​‍‌‌​ ​‍​ ​‍​‍‌‌​ ‌‌‌​‌​​‍ ‍‌‍​ ‌‍‍​‌‍‍‌‌‍ ​‌‍‌​‌ ​‍‌‍‌‌‌‍ ‍​‍‌‌​ ‌‌‌​​‍‌‌ ‌‍‍ ‌‍‌‌‌ ‍‌​‍‌‌​ ​ ‌​‌​​‍‌‌​ ​ ‌​‌​​‍‌‌​ ​‍​ ​‍​ ​ ‌ ​‍‌‌​‌​ ‌‌‌​‌​​ ​‍‌‍​‍‌​‍‌​‍‌‌​ ​‍​ ​‍​‍‌‌​ ‌‌‌​‌​​‍ ‍‌ ‌​‌‍‌‌‌ ‍​‌ ‌​​ ‌‍​‍‌‍​‌‌ ​ ‌‍‌‌‌‌‌‌‌ ​‍‌‍ ​​ ‌‌‍‍​‌ ‌​‌ ‌​‌ ​​‌ ​ ​‍‌‌​ ​ ‌​​‌​‍‌‌​ ​‍‌​‌‍​‍‌‌​ ​‍‌​‌‍‌‍​ ‌‍‍​‌‍‌‌‌‍ ​‌ ​ ‌‍‌‌‌‍​‌‌ ​​‌‍‍‌‌‍‌‌‌ ​‍‌ ​ ​‍ ‍‌ ​ ‌‍​‌‌‍ ‍‌‍‍‌‌ ‌​‌ ‍‌​‍ ‍‌ ​ ‌ ‌​‌ ‌‌‌‍‌​‌‍‍‌‌‍ ​‍‌‍‌‍‍‌‌‍‌​​ ‌‌‍‌‌‌‍​‌​ ‍‌‌‍‌‍​ ‌‍‌‍​‌‌‍‌‍​ ‌ ​‍ ‌‌‍​‌​ ‌ ​ ‍​​ ‌​​‍ ‌​ ‌​​ ​‌​ ‌‌​ ​ ​‍ ‌‌‍​‍​ ‍​‌‍‌​​ ​‌​‍ ‌​ ‌‌‌‍‌​‌‍​ ​ ‌ ​ ‌‍​ ‌‌​ ​ ​ ‍​‌‍‌​​ ‌​​ ​ ​ ‌​​‍‌‍‌ ‌​‌ ‍‌‌ ​​‌‍‌‌​ ‌‌‍​ ‌‍ ‌‍​‌‌‍​ ‌‍‍​​‍‌‍‌ ​​‌‍​‌‌ ‌​‌‍‍​​ ‌‌ ​‍‌‍‍‌‌‍​ ‌‍‍​‌‌‌​‌‍‌‌‌ ‍​‌ ‌​​‍‌‌​ ‌‌‌​​‍‌‌ ‌‍‍ ‌‍‌‌‌ ‍‌​‍‌‌​ ​ ‌​‌​​‍‌‌​ ​ ‌​‌​​‍‌‌​ ​‍​ ​‍‌‍ ‍‌‍‍​‌‌‍‌‌​‍‌‌​​ ‌​​‍‌‍‌‌‌ ‌‌​‍‌‌​ ​‍​ ​‍​‍‌‌​ ‌‌‌​‌​​‍ ‍‌‍​ ‌‍‍​‌‍‍‌‌‍ ​‌‍‌​‌ ​‍‌‍‌‌‌‍ ‍​‍‌‌​ ‌‌‌​​‍‌‌ ‌‍‍ ‌‍‌‌‌ ‍‌​‍‌‌​ ​ ‌​‌​​‍‌‌​ ​ ‌​‌​​‍‌‌​ ​‍​ ​‍​ ​ ‌ ​‍‌‌​‌​ ‌‌‌​‌​​ ​‍‌‍​‍‌​‍‌​‍‌‌​ ​‍​ ​‍​‍‌‌​ ‌‌‌​‌​​‍ ‍‌ ‌​‌‍‌‌‌ ‍​‌ ‌​​‍‌‍‌ ​​‌‍‌‌‌ ​‍‌ ​ ‌ ​​‌‍‌‌‌‍​ ‌ ‌​‌‍‍‌‌ ‌‍‌‍‌‌​ ‌‌ ​​‌ ‌‌‌‍​‍‌‍ ​‌‍‍‌‌ ​ ‌‍‍​‌‍‌‌‌‍‌​​‍​‍‌ ‌
My focus is not only on building skills on the ice, but also on
developing what makes a good teammate, person, and athlete.​​​​‌ ‍ ​‍​‍‌‍ ‌ ​‍‌‍‍‌‌‍‌ ‌‍‍‌‌‍ ‍​‍​‍​ ‍‍​‍​‍‌ ​ ‌‍​‌‌‍ ‍‌‍‍‌‌ ‌​‌ ‍‌​‍ ‍‌‍‍‌‌‍ ​‍​‍​‍ ​​‍​‍‌‍‍​‌ ​‍‌‍‌‌‌‍‌‍​‍​‍​ ‍‍​‍​‍‌‍‍​‌ ‌​‌ ‌​‌ ​​‌ ​ ​ ‍‍​‍ ​‍ ‌‍​ ‌‍‍​‌‍‌‌‌‍ ​‌ ​ ‌‍‌‌‌‍​‌‌ ​​‌‍‍‌‌‍‌‌‌ ​‍‌ ​ ​‍ ‍‌ ​ ‌‍​‌‌‍ ‍‌‍‍‌‌ ‌​‌ ‍‌​‍ ‍‌ ​ ‌ ‌​‌ ‌‌‌‍‌​‌‍‍‌‌‍ ​‍ ‌‍‍‌‌‍ ‍‌ ‌​‌‍‌‌‌‍ ‍‌ ‌​​‍ ‌‍‌‌‌‍‌​‌‍‍‌‌ ‌​​‍ ‌‍ ‌‌‍ ‌‍‌​‌‍‌‌​ ‌‌ ​​‌ ​‍‌‍‌‌‌ ​ ‌‍‌‌‌‍ ‍‌ ‌​‌‍​‌‌ ‌​‌‍‍‌‌‍ ‌‍ ‍​ ‍ ‌‍‍‌‌‍‌​​ ‌‌‍‌‌‌‍​‌​ ‍‌‌‍‌‍​ ‌‍‌‍​‌‌‍‌‍​ ‌ ​‍ ‌‌‍​‌​ ‌ ​ ‍​​ ‌​​‍ ‌​ ‌​​ ​‌​ ‌‌​ ​ ​‍ ‌‌‍​‍​ ‍​‌‍‌​​ ​‌​‍ ‌​ ‌‌‌‍‌​‌‍​ ​ ‌ ​ ‌‍​ ‌‌​ ​ ​ ‍​‌‍‌​​ ‌​​ ​ ​ ‌​​ ‍ ‌ ‌​‌ ‍‌‌ ​​‌‍‌‌​ ‌‌‍​ ‌‍ ‌‍​‌‌‍​ ‌‍‍​​ ‍ ‌ ​​‌‍​‌‌ ‌​‌‍‍​​ ‌‌ ​‍‌‍‍‌‌‍​ ‌‍‍​‌‌‌​‌‍‌‌‌ ‍​‌ ‌​​‍‌‌​ ‌‌‌​​‍‌‌ ‌‍‍ ‌‍‌‌‌ ‍‌​‍‌‌​ ​ ‌​‌​​‍‌‌​ ​ ‌​‌​​‍‌‌​ ​‍​ ​‍​ ​‌​ ‌ ​ ‌‌​ ​​​ ‌ ​ ‍‌​ ‍​​ ​‍​ ​ ‌‍‌​​ ​ ​ ‍‌​‍‌‌​ ​‍​ ​‍​‍‌‌​ ‌‌‌​‌​​‍ ‍‌‍​ ‌‍‍​‌‍‍‌‌‍ ​‌‍‌​‌ ​‍‌‍‌‌‌‍ ‍​‍‌‌​ ‌‌‌​​‍‌‌ ‌‍‍ ‌‍‌‌‌ ‍‌​‍‌‌​ ​ ‌​‌​​‍‌‌​ ​ ‌​‌​​‍‌‌​ ​‍​ ​‍‌‍​‌‌‍​ ​ ‌​​ ‌‍‌‍​‍‌‍‌‌​ ‍​​ ‌‍​ ​​​ ‌ ​ ​​​ ​​​‍‌‌​ ​‍​ ​‍​‍‌‌​ ‌‌‌​‌​​‍ ‍‌ ‌​‌‍‌‌‌ ‍​‌ ‌​​ ‌‍​‍‌‍​‌‌ ​ ‌‍‌‌‌‌‌‌‌ ​‍‌‍ ​​ ‌‌‍‍​‌ ‌​‌ ‌​‌ ​​‌ ​ ​‍‌‌​ ​ ‌​​‌​‍‌‌​ ​‍‌​‌‍​‍‌‌​ ​‍‌​‌‍‌‍​ ‌‍‍​‌‍‌‌‌‍ ​‌ ​ ‌‍‌‌‌‍​‌‌ ​​‌‍‍‌‌‍‌‌‌ ​‍‌ ​ ​‍ ‍‌ ​ ‌‍​‌‌‍ ‍‌‍‍‌‌ ‌​‌ ‍‌​‍ ‍‌ ​ ‌ ‌​‌ ‌‌‌‍‌​‌‍‍‌‌‍ ​‍‌‍‌‍‍‌‌‍‌​​ ‌‌‍‌‌‌‍​‌​ ‍‌‌‍‌‍​ ‌‍‌‍​‌‌‍‌‍​ ‌ ​‍ ‌‌‍​‌​ ‌ ​ ‍​​ ‌​​‍ ‌​ ‌​​ ​‌​ ‌‌​ ​ ​‍ ‌‌‍​‍​ ‍​‌‍‌​​ ​‌​‍ ‌​ ‌‌‌‍‌​‌‍​ ​ ‌ ​ ‌‍​ ‌‌​ ​ ​ ‍​‌‍‌​​ ‌​​ ​ ​ ‌​​‍‌‍‌ ‌​‌ ‍‌‌ ​​‌‍‌‌​ ‌‌‍​ ‌‍ ‌‍​‌‌‍​ ‌‍‍​​‍‌‍‌ ​​‌‍​‌‌ ‌​‌‍‍​​ ‌‌ ​‍‌‍‍‌‌‍​ ‌‍‍​‌‌‌​‌‍‌‌‌ ‍​‌ ‌​​‍‌‌​ ‌‌‌​​‍‌‌ ‌‍‍ ‌‍‌‌‌ ‍‌​‍‌‌​ ​ ‌​‌​​‍‌‌​ ​ ‌​‌​​‍‌‌​ ​‍​ ​‍​ ​‌​ ‌ ​ ‌‌​ ​​​ ‌ ​ ‍‌​ ‍​​ ​‍​ ​ ‌‍‌​​ ​ ​ ‍‌​‍‌‌​ ​‍​ ​‍​‍‌‌​ ‌‌‌​‌​​‍ ‍‌‍​ ‌‍‍​‌‍‍‌‌‍ ​‌‍‌​‌ ​‍‌‍‌‌‌‍ ‍​‍‌‌​ ‌‌‌​​‍‌‌ ‌‍‍ ‌‍‌‌‌ ‍‌​‍‌‌​ ​ ‌​‌​​‍‌‌​ ​ ‌​‌​​‍‌‌​ ​‍​ ​‍‌‍​‌‌‍​ ​ ‌​​ ‌‍‌‍​‍‌‍‌‌​ ‍​​ ‌‍​ ​​​ ‌ ​ ​​​ ​​​‍‌‌​ ​‍​ ​‍​‍‌‌​ ‌‌‌​‌​​‍ ‍‌ ‌​‌‍‌‌‌ ‍​‌ ‌​​‍‌‍‌ ​​‌‍‌‌‌ ​‍‌ ​ ‌ ​​‌‍‌‌‌‍​ ‌ ‌​‌‍‍‌‌ ‌‍‌‍‌‌​ ‌‌ ​​‌ ‌‌‌‍​‍‌‍ ​‌‍‍‌‌ ​ ‌‍‍​‌‍‌‌‌‍‌​​‍​‍‌ ‌
Competitive Background​​​​‌ ‍ ​‍​‍‌‍ ‌ ​‍‌‍‍‌‌‍‌ ‌‍‍‌‌‍ ‍​‍​‍​ ‍‍​‍​‍‌ ​ ‌‍​‌‌‍ ‍‌‍‍‌‌ ‌​‌ ‍‌​‍ ‍‌‍‍‌‌‍ ​‍​‍​‍ ​​‍​‍‌‍‍​‌ ​‍‌‍‌‌‌‍‌‍​‍​‍​ ‍‍​‍​‍‌‍‍​‌ ‌​‌ ‌​‌ ​​‌ ​ ​ ‍‍​‍ ​‍ ‌‍​ ‌‍‍​‌‍‌‌‌‍ ​‌ ​ ‌‍‌‌‌‍​‌‌ ​​‌‍‍‌‌‍‌‌‌ ​‍‌ ​ ​‍ ‍‌ ​ ‌‍​‌‌‍ ‍‌‍‍‌‌ ‌​‌ ‍‌​‍ ‍‌ ​ ‌ ‌​‌ ‌‌‌‍‌​‌‍‍‌‌‍ ​‍ ‌‍‍‌‌‍ ‍‌ ‌​‌‍‌‌‌‍ ‍‌ ‌​​‍ ‌‍‌‌‌‍‌​‌‍‍‌‌ ‌​​‍ ‌‍ ‌‌‍ ‌‍‌​‌‍‌‌​ ‌‌ ​​‌ ​‍‌‍‌‌‌ ​ ‌‍‌‌‌‍ ‍‌ ‌​‌‍​‌‌ ‌​‌‍‍‌‌‍ ‌‍ ‍​ ‍ ‌‍‍‌‌‍‌​​ ‌‌‍‌‌‌‍​‌​ ‍‌‌‍‌‍​ ‌‍‌‍​‌‌‍‌‍​ ‌ ​‍ ‌‌‍​‌​ ‌ ​ ‍​​ ‌​​‍ ‌​ ‌​​ ​‌​ ‌‌​ ​ ​‍ ‌‌‍​‍​ ‍​‌‍‌​​ ​‌​‍ ‌​ ‌‌‌‍‌​‌‍​ ​ ‌ ​ ‌‍​ ‌‌​ ​ ​ ‍​‌‍‌​​ ‌​​ ​ ​ ‌​​ ‍ ‌ ‌​‌ ‍‌‌ ​​‌‍‌‌​ ‌‌‍​ ‌‍ ‌‍​‌‌‍​ ‌‍‍​​ ‍ ‌ ​​‌‍​‌‌ ‌​‌‍‍​​ ‌‌ ​‍‌‍‍‌‌‍​ ‌‍‍​‌‌‌​‌‍‌‌‌ ‍​‌ ‌​​‍‌‌​ ‌‌‌​​‍‌‌ ‌‍‍ ‌‍‌‌‌ ‍‌​‍‌‌​ ​ ‌​‌​​‍‌‌​ ​ ‌​‌​​‍‌‌​ ​‍​ ​‍‌‌‍‍‌​ ​‌ ​‍‌‍ ​ ‌​‌​​‍‌​​‌‌ ​‌​‍‌‌​ ​‍​ ​‍​‍‌‌​ ‌‌‌​‌​​‍ ‍‌‍​ ‌‍‍​‌‍‍‌‌‍ ​‌‍‌​‌ ​‍‌‍‌‌‌‍ ‍​‍‌‌​ ‌‌‌​​‍‌‌ ‌‍‍ ‌‍‌‌‌ ‍‌​‍‌‌​ ​ ‌​‌​​‍‌‌​ ​ ‌​‌​​‍‌‌​ ​‍​ ​‍‌‍‌ ‌ ‍‌‌​‌‌‌‍​‍‌‍​ ‌‍​‌‌​‌​‌​ ​‍‌‌​ ​‍​ ​‍​‍‌‌​ ‌‌‌​‌​​‍ ‍‌ ‌​‌‍‌‌‌ ‍​‌ ‌​​ ‌‍​‍‌‍​‌‌ ​ ‌‍‌‌‌‌‌‌‌ ​‍‌‍ ​​ ‌‌‍‍​‌ ‌​‌ ‌​‌ ​​‌ ​ ​‍‌‌​ ​ ‌​​‌​‍‌‌​ ​‍‌​‌‍​‍‌‌​ ​‍‌​‌‍‌‍​ ‌‍‍​‌‍‌‌‌‍ ​‌ ​ ‌‍‌‌‌‍​‌‌ ​​‌‍‍‌‌‍‌‌‌ ​‍‌ ​ ​‍ ‍‌ ​ ‌‍​‌‌‍ ‍‌‍‍‌‌ ‌​‌ ‍‌​‍ ‍‌ ​ ‌ ‌​‌ ‌‌‌‍‌​‌‍‍‌‌‍ ​‍‌‍‌‍‍‌‌‍‌​​ ‌‌‍‌‌‌‍​‌​ ‍‌‌‍‌‍​ ‌‍‌‍​‌‌‍‌‍​ ‌ ​‍ ‌‌‍​‌​ ‌ ​ ‍​​ ‌​​‍ ‌​ ‌​​ ​‌​ ‌‌​ ​ ​‍ ‌‌‍​‍​ ‍​‌‍‌​​ ​‌​‍ ‌​ ‌‌‌‍‌​‌‍​ ​ ‌ ​ ‌‍​ ‌‌​ ​ ​ ‍​‌‍‌​​ ‌​​ ​ ​ ‌​​‍‌‍‌ ‌​‌ ‍‌‌ ​​‌‍‌‌​ ‌‌‍​ ‌‍ ‌‍​‌‌‍​ ‌‍‍​​‍‌‍‌ ​​‌‍​‌‌ ‌​‌‍‍​​ ‌‌ ​‍‌‍‍‌‌‍​ ‌‍‍​‌‌‌​‌‍‌‌‌ ‍​‌ ‌​​‍‌‌​ ‌‌‌​​‍‌‌ ‌‍‍ ‌‍‌‌‌ ‍‌​‍‌‌​ ​ ‌​‌​​‍‌‌​ ​ ‌​‌​​‍‌‌​ ​‍​ ​‍‌‌‍‍‌​ ​‌ ​‍‌‍ ​ ‌​‌​​‍‌​​‌‌ ​‌​‍‌‌​ ​‍​ ​‍​‍‌‌​ ‌‌‌​‌​​‍ ‍‌‍​ ‌‍‍​‌‍‍‌‌‍ ​‌‍‌​‌ ​‍‌‍‌‌‌‍ ‍​‍‌‌​ ‌‌‌​​‍‌‌ ‌‍‍ ‌‍‌‌‌ ‍‌​‍‌‌​ ​ ‌​‌​​‍‌‌​ ​ ‌​‌​​‍‌‌​ ​‍​ ​‍‌‍‌ ‌ ‍‌‌​‌‌‌‍​‍‌‍​ ‌‍​‌‌​‌​‌​ ​‍‌‌​ ​‍​ ​‍​‍‌‌​ ‌‌‌​‌​​‍ ‍‌ ‌​‌‍‌‌‌ ‍​‌ ‌​​‍‌‍‌ ​​‌‍‌‌‌ ​‍‌ ​ ‌ ​​‌‍‌‌‌‍​ ‌ ‌​‌‍‍‌‌ ‌‍‌‍‌‌​ ‌‌ ​​‌ ‌‌‌‍​‍‌‍ ​‌‍‍‌‌ ​ ‌‍‍​‌‍‌‌‌‍‌​​‍​‍‌ ‌
I grew up playing for Darien Youth Hockey from Mites through
Bantams, then continued on varsity at Berkshire School. In college,
I played club hockey at the University of Vermont while staying
active in lacrosse and soccer. I discovered my passion for coaching
while working summer hockey camps on Cape Cod and Martha’s
Vineyard, which led to coaching roles with the Ice Cats and now
Mid-Fairfield Hockey Association.​​​​‌ ‍ ​‍​‍‌‍ ‌ ​‍‌‍‍‌‌‍‌ ‌‍‍‌‌‍ ‍​‍​‍​ ‍‍​‍​‍‌ ​ ‌‍​‌‌‍ ‍‌‍‍‌‌ ‌​‌ ‍‌​‍ ‍‌‍‍‌‌‍ ​‍​‍​‍ ​​‍​‍‌‍‍​‌ ​‍‌‍‌‌‌‍‌‍​‍​‍​ ‍‍​‍​‍‌‍‍​‌ ‌​‌ ‌​‌ ​​‌ ​ ​ ‍‍​‍ ​‍ ‌‍​ ‌‍‍​‌‍‌‌‌‍ ​‌ ​ ‌‍‌‌‌‍​‌‌ ​​‌‍‍‌‌‍‌‌‌ ​‍‌ ​ ​‍ ‍‌ ​ ‌‍​‌‌‍ ‍‌‍‍‌‌ ‌​‌ ‍‌​‍ ‍‌ ​ ‌ ‌​‌ ‌‌‌‍‌​‌‍‍‌‌‍ ​‍ ‌‍‍‌‌‍ ‍‌ ‌​‌‍‌‌‌‍ ‍‌ ‌​​‍ ‌‍‌‌‌‍‌​‌‍‍‌‌ ‌​​‍ ‌‍ ‌‌‍ ‌‍‌​‌‍‌‌​ ‌‌ ​​‌ ​‍‌‍‌‌‌ ​ ‌‍‌‌‌‍ ‍‌ ‌​‌‍​‌‌ ‌​‌‍‍‌‌‍ ‌‍ ‍​ ‍ ‌‍‍‌‌‍‌​​ ‌‌‍‌‌‌‍​‌​ ‍‌‌‍‌‍​ ‌‍‌‍​‌‌‍‌‍​ ‌ ​‍ ‌‌‍​‌​ ‌ ​ ‍​​ ‌​​‍ ‌​ ‌​​ ​‌​ ‌‌​ ​ ​‍ ‌‌‍​‍​ ‍​‌‍‌​​ ​‌​‍ ‌​ ‌‌‌‍‌​‌‍​ ​ ‌ ​ ‌‍​ ‌‌​ ​ ​ ‍​‌‍‌​​ ‌​​ ​ ​ ‌​​ ‍ ‌ ‌​‌ ‍‌‌ ​​‌‍‌‌​ ‌‌‍​ ‌‍ ‌‍​‌‌‍​ ‌‍‍​​ ‍ ‌ ​​‌‍​‌‌ ‌​‌‍‍​​ ‌‌ ​‍‌‍‍‌‌‍​ ‌‍‍​‌‌‌​‌‍‌‌‌ ‍​‌ ‌​​‍‌‌​ ‌‌‌​​‍‌‌ ‌‍‍ ‌‍‌‌‌ ‍‌​‍‌‌​ ​ ‌​‌​​‍‌‌​ ​ ‌​‌​​‍‌‌​ ​‍​ ​‍‌‍​ ​ ​‍​ ​​​ ‌‍​ ​‍​ ‌‌‌‍​‌​ ‌‌‌‍‌‍‌‍‌‍​ ‌‍​ ‌‍​‍‌‌​ ​‍​ ​‍​‍‌‌​ ‌‌‌​‌​​‍ ‍‌‍​ ‌‍‍​‌‍‍‌‌‍ ​‌‍‌​‌ ​‍‌‍‌‌‌‍ ‍​‍‌‌​ ‌‌‌​​‍‌‌ ‌‍‍ ‌‍‌‌‌ ‍‌​‍‌‌​ ​ ‌​‌​​‍‌‌​ ​ ‌​‌​​‍‌‌​ ​‍​ ​‍‌‍‌​‌‍​‍​ ‍‌​ ‍​‌‍‌‍‌‍‌‍​ ​​‌‍‌​​ ‌‌​ ​‌​ ‌ ​ ‌‌​‍‌‌​ ​‍​ ​‍​‍‌‌​ ‌‌‌​‌​​‍ ‍‌ ‌​‌‍‌‌‌ ‍​‌ ‌​​ ‌‍​‍‌‍​‌‌ ​ ‌‍‌‌‌‌‌‌‌ ​‍‌‍ ​​ ‌‌‍‍​‌ ‌​‌ ‌​‌ ​​‌ ​ ​‍‌‌​ ​ ‌​​‌​‍‌‌​ ​‍‌​‌‍​‍‌‌​ ​‍‌​‌‍‌‍​ ‌‍‍​‌‍‌‌‌‍ ​‌ ​ ‌‍‌‌‌‍​‌‌ ​​‌‍‍‌‌‍‌‌‌ ​‍‌ ​ ​‍ ‍‌ ​ ‌‍​‌‌‍ ‍‌‍‍‌‌ ‌​‌ ‍‌​‍ ‍‌ ​ ‌ ‌​‌ ‌‌‌‍‌​‌‍‍‌‌‍ ​‍‌‍‌‍‍‌‌‍‌​​ ‌‌‍‌‌‌‍​‌​ ‍‌‌‍‌‍​ ‌‍‌‍​‌‌‍‌‍​ ‌ ​‍ ‌‌‍​‌​ ‌ ​ ‍​​ ‌​​‍ ‌​ ‌​​ ​‌​ ‌‌​ ​ ​‍ ‌‌‍​‍​ ‍​‌‍‌​​ ​‌​‍ ‌​ ‌‌‌‍‌​‌‍​ ​ ‌ ​ ‌‍​ ‌‌​ ​ ​ ‍​‌‍‌​​ ‌​​ ​ ​ ‌​​‍‌‍‌ ‌​‌ ‍‌‌ ​​‌‍‌‌​ ‌‌‍​ ‌‍ ‌‍​‌‌‍​ ‌‍‍​​‍‌‍‌ ​​‌‍​‌‌ ‌​‌‍‍​​ ‌‌ ​‍‌‍‍‌‌‍​ ‌‍‍​‌‌‌​‌‍‌‌‌ ‍​‌ ‌​​‍‌‌​ ‌‌‌​​‍‌‌ ‌‍‍ ‌‍‌‌‌ ‍‌​‍‌‌​ ​ ‌​‌​​‍‌‌​ ​ ‌​‌​​‍‌‌​ ​‍​ ​‍‌‍​ ​ ​‍​ ​​​ ‌‍​ ​‍​ ‌‌‌‍​‌​ ‌‌‌‍‌‍‌‍‌‍​ ‌‍​ ‌‍​‍‌‌​ ​‍​ ​‍​‍‌‌​ ‌‌‌​‌​​‍ ‍‌‍​ ‌‍‍​‌‍‍‌‌‍ ​‌‍‌​‌ ​‍‌‍‌‌‌‍ ‍​‍‌‌​ ‌‌‌​​‍‌‌ ‌‍‍ ‌‍‌‌‌ ‍‌​‍‌‌​ ​ ‌​‌​​‍‌‌​ ​ ‌​‌​​‍‌‌​ ​‍​ ​‍‌‍‌​‌‍​‍​ ‍‌​ ‍​‌‍‌‍‌‍‌‍​ ​​‌‍‌​​ ‌‌​ ​‌​ ‌ ​ ‌‌​‍‌‌​ ​‍​ ​‍​‍‌‌​ ‌‌‌​‌​​‍ ‍‌ ‌​‌‍‌‌‌ ‍​‌ ‌​​‍‌‍‌ ​​‌‍‌‌‌ ​‍‌ ​ ‌ ​​‌‍‌‌‌‍​ ‌ ‌​‌‍‍‌‌ ‌‍‌‍‌‌​ ‌‌ ​​‌ ‌‌‌‍​‍‌‍ ​‌‍‍‌‌ ​ ‌‍‍​‌‍‌‌‌‍‌​​‍​‍‌ ‌